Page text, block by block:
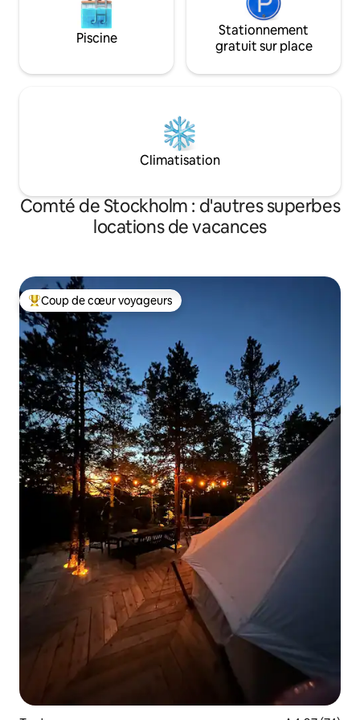
Piscine
Stationnement
gratuit sur place
Climatisation
Comté de Stockholm : d'autres superbes
locations de vacances
Coups de cœur voyageurs les plus appréciés
Coup de cœur voyageurs